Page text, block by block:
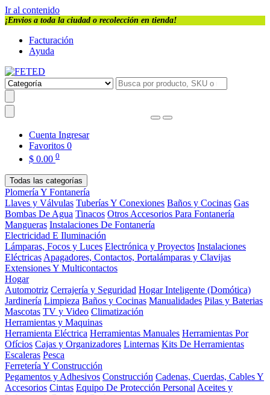
Ir al contenido
¡Envios a toda la ciudad o recolección en tienda!
Facturación
Ayuda
Cuenta Ingresar
Favoritos 0
$ 0.00 0
Todas las categorías
Plomería Y Fontanería
Llaves y Válvulas Tuberías Y Conexiones Baños y Cocinas Gas
Bombas De Agua Tinacos Otros Accesorios Para Fontanería
Mangueras Instalaciones De Fontanería
Electricidad E Iluminación
Lámparas, Focos y Luces Electrónica y Proyectos Instalaciones
Eléctricas Apagadores, Contactos, Portalámparas y Clavijas
Extensiones Y Multicontactos
Hogar
Automotriz Cerrajería y Seguridad Hogar Inteligente (Domótica)
Jardinería Limpieza Baños y Cocinas Manualidades Pilas y Baterias
Mascotas TV y Video Climatización
Herramientas y Maquinas
Herramienta Eléctrica Herramientas Manuales Herramientas Por
Ofícios Cajas y Organizadores Linternas Kits De Herramientas
Escaleras Pesca
Ferretería Y Construcción
Pegamentos y Adhesivos Construcción Cadenas, Cuerdas, Cables Y
Accesorios Cintas Equipo De Protección Personal Aceites y